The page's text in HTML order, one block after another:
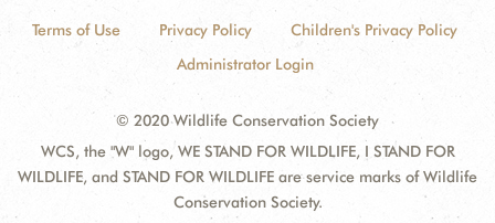
Terms of Use Privacy Policy
Children's Privacy Policy
Administrator Login
© 2020 Wildlife Conservation Society
WCS, the "W" logo, WE STAND FOR WILDLIFE, I STAND FOR
WILDLIFE, and STAND FOR WILDLIFE are service marks of Wildlife
Conservation Society.